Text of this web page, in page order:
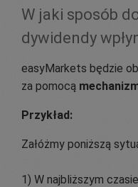
W jaki sposób
dywidendy
easyMarkets będzie
za pomocą
Przykład:
Załóżmy poniższą
1) W najbliższym